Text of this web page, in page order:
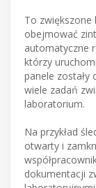
To
obejmować
automatyczne
którzy
panele
wiele zadań
laboratorium.
Na przykład
otwarty i
dokumentacji